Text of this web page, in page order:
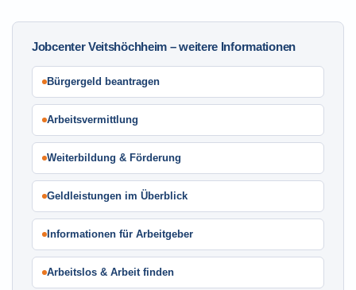
Jobcenter Veitshöchheim – weitere Informationen
Bürgergeld beantragen
Arbeitsvermittlung
Weiterbildung & Förderung
Geldleistungen im Überblick
Informationen für Arbeitgeber
Arbeitslos & Arbeit finden